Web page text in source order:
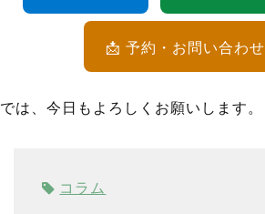
📩 予約・お問い合わせ
では、今日もよろしくお願いします。
コラム